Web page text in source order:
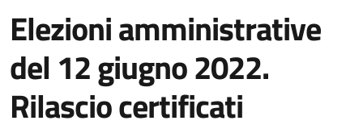
Elezioni amministrative
del 12 giugno 2022.
Rilascio certificati